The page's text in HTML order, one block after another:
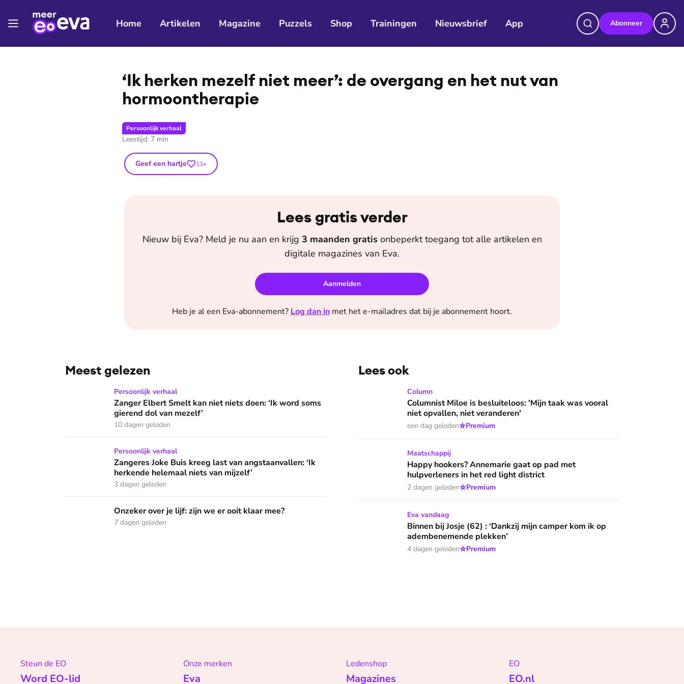
Home Artikelen Magazine Puzzels Shop Trainingen Nieuwsbrief App Abonneer
‘Ik herken mezelf niet meer’: de overgang en het nut van
hor­moon­the­ra­pie
Persoonlijk verhaal
Leestijd: 7 min
Geef een hartje 13x
Lees gratis verder
Nieuw bij Eva? Meld je nu aan en krijg 3 maanden gratis onbeperkt toegang tot alle artikelen en
digitale magazines van Eva.
Aanmelden
Heb je al een Eva-abonnement? Log dan in met het e-mailadres dat bij je abonnement hoort.
Meest gelezen
Zanger Elbert Smelt kan niet niets doen: ‘Ik word soms gierend dol van mezelf’
Persoonlijk verhaal
Zanger Elbert Smelt kan niet niets doen: ‘Ik word soms
gierend dol van mezelf’
10 dagen geleden
Zangeres Joke Buis kreeg last van angstaanvallen: ‘Ik herkende helemaal niets van mijzelf’
Persoonlijk verhaal
Zangeres Joke Buis kreeg last van angstaanvallen: ‘Ik
herkende helemaal niets van mijzelf’
3 dagen geleden
Onzeker over je lijf: zijn we er ooit klaar mee?
Onzeker over je lijf: zijn we er ooit klaar mee?
7 dagen geleden
Lees ook
Columnist Miloe is besluiteloos: 'Mijn taak was vooral niet opvallen, niet veranderen'
Column
Columnist Miloe is besluiteloos: 'Mijn taak was vooral
niet opvallen, niet veranderen'
een dag geleden⭐Premium
Happy hookers? Annemarie gaat op pad met hulpverleners in het red light district
Maatschappij
Happy hookers? Annemarie gaat op pad met
hulpverleners in het red light district
2 dagen geleden⭐Premium
Binnen bij Josje (62) : ‘Dankzij mijn camper kom ik op adembenemende plekken’
Eva vandaag
Binnen bij Josje (62) : ‘Dankzij mijn camper kom ik op
adembenemende plekken’
4 dagen geleden⭐Premium
Steun de EO
Word EO-lid
Onze merken
Eva
Ledenshop
Magazines
EO
EO.nl